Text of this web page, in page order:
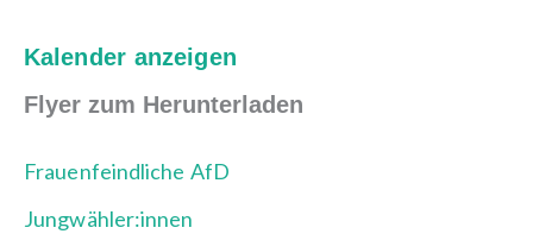
Kalender anzeigen
Flyer zum Herunterladen
Frauenfeindliche AfD
Jungwähler:innen